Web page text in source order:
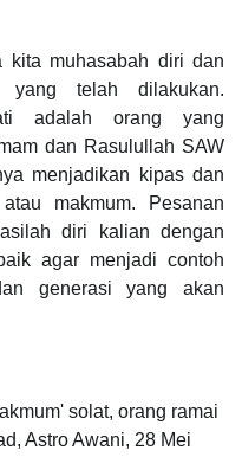
kita muhasabah diri dan
yang telah dilakukan.
adalah orang yang
dan Rasulullah SAW
menjadikan kipas dan
makmum. Pesanan
diri kalian dengan
agar menjadi contoh
generasi yang akan
solat, orang ramai
Astro Awani, 28 Mei